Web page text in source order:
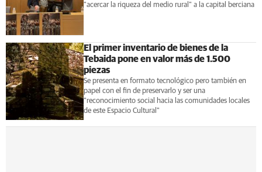
"acercar la riqueza del medio rural" a la capital berciana
El primer inventario de bienes de la
Tebaida pone en valor más de 1.500
piezas
Se presenta en formato tecnológico pero también en
papel con el fin de preservarlo y ser una
"reconocimiento social hacia las comunidades locales
de este Espacio Cultural"